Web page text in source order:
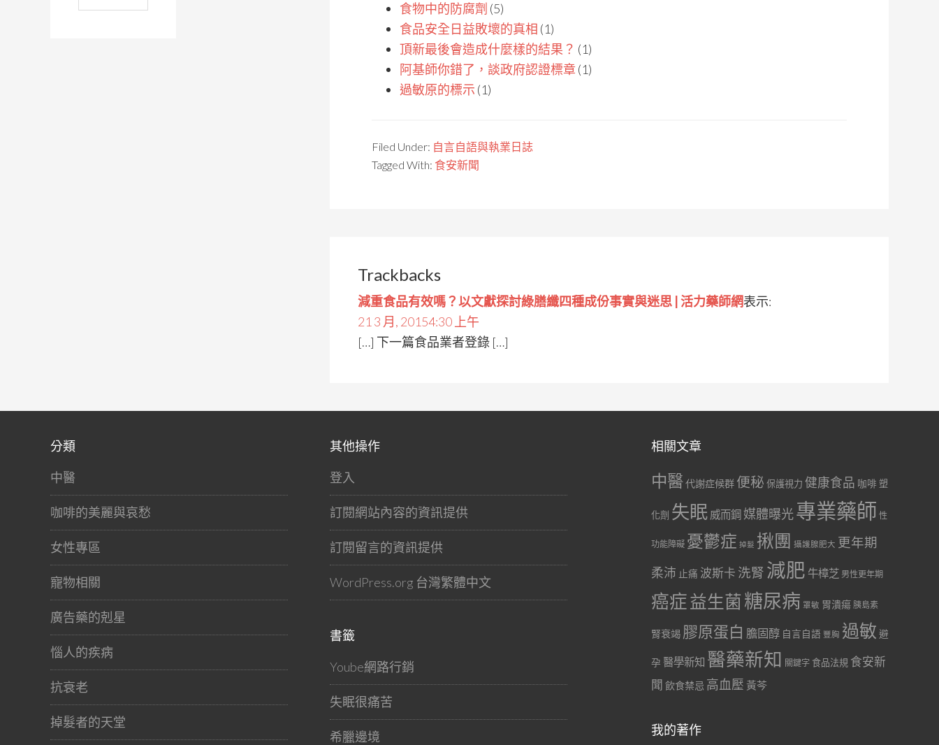
食物中的防腐劑 (5)
食品安全日益敗壞的真相 (1)
頂新最後會造成什麼樣的結果？ (1)
阿基師你錯了，談政府認證標章 (1)
過敏原的標示 (1)
Filed Under: 自言自語與執業日誌
Tagged With: 食安新聞
Trackbacks
減重食品有效嗎？以文獻探討綠膳纖四種成份事實與迷思 | 活力藥師網表示:
21 3 月, 20154:30 上午
[…] 下一篇食品業者登錄 […]
分類
中醫
咖啡的美麗與哀愁
女性專區
寵物相關
廣告藥的剋星
惱人的疾病
抗衰老
掉髮者的天堂
其他操作
登入
訂閱網站內容的資訊提供
訂閱留言的資訊提供
WordPress.org 台灣繁體中文
書籤
Yoube網路行銷
失眠很痛苦
希臘邊境
相關文章
中醫代謝症候群 便秘 保護視力 健康食品 咖啡 塑
化劑 失眠 威而鋼 媒體曝光專業藥師 性
功能障礙 憂鬱症 掉髮 揪團 攝護腺肥大 更年期
柔沛 止痛 波斯卡 洗腎 減肥 牛樟芝 男性更年期
癌症益生菌 糖尿病 罩敏 胃潰瘍 胰島素
腎衰竭 膠原蛋白 膽固醇 自言自語 豐胸 過敏 避
孕 醫學新知 醫藥新知 關鍵字 食品法規 食安新
聞 飲食禁忌 高血壓 黃芩
我的著作